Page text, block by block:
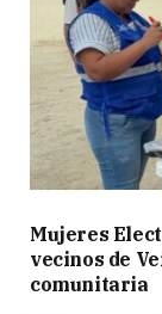
Mujeres
vecinos de
comunitaria